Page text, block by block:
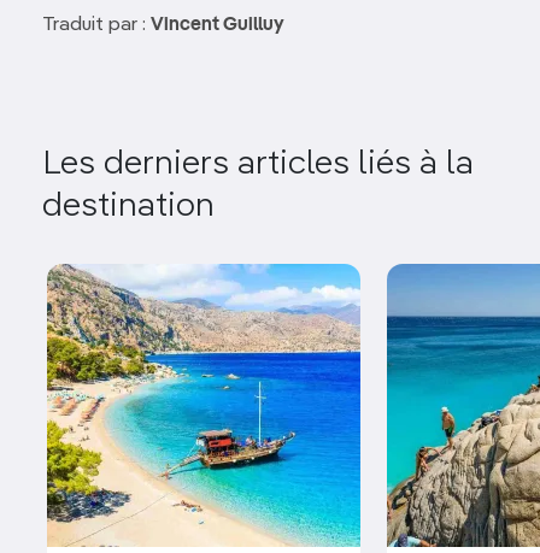
Traduit par : Vincent Guilluy
Les derniers articles liés à la
destination